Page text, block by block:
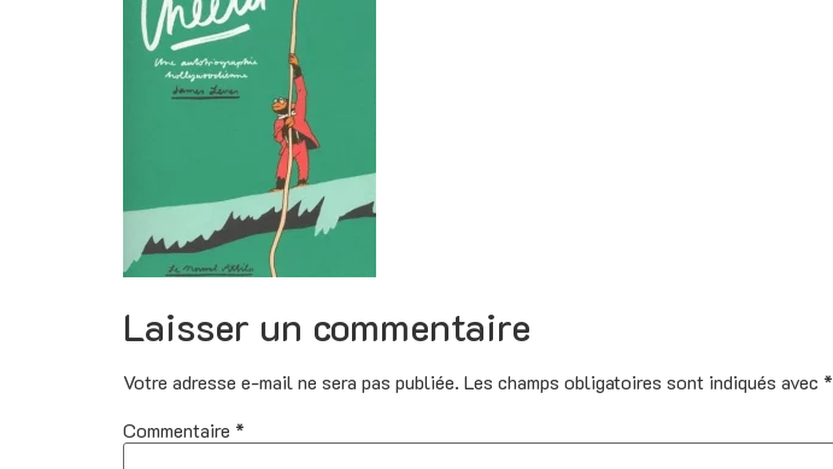
Laisser un commentaire
Votre adresse e-mail ne sera pas publiée. Les champs obligatoires sont indiqués avec *
Commentaire *